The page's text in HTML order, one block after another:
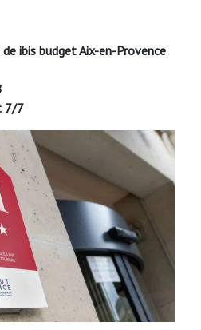
ibis budget Aix-en-Provence
7/7